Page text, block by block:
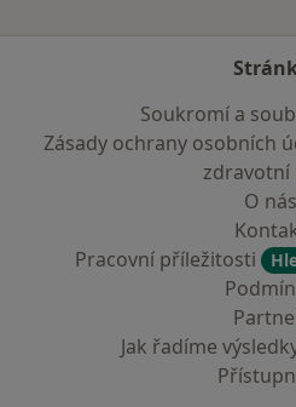
Soukromí a
Zásady ochrany osobních
zdravotní
O nás
Pracovní příležitosti
Jak řadíme